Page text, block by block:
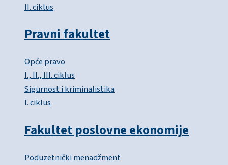
II. ciklus
Pravni fakultet
Opće pravo
I., II., III. ciklus
Sigurnost i kriminalistika
I. ciklus
Fakultet poslovne ekonomije
Poduzetnički menadžment